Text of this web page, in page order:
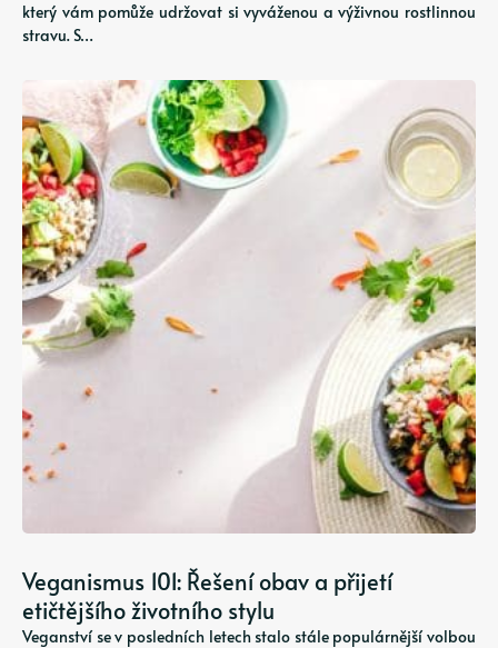
který vám pomůže udržovat si vyváženou a výživnou rostlinnou
stravu. S…
Veganismus 101: Řešení obav a přijetí
etičtějšího životního stylu
Veganství se v posledních letech stalo stále populárnější volbou